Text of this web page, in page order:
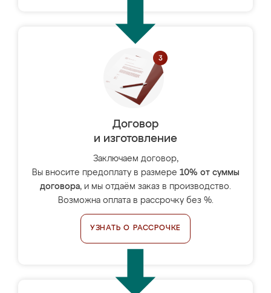
Договор
и изготовление
Заключаем договор,
Вы вносите предоплату в размере 10% от суммы
договора, и мы отдаём заказ в производство.
Возможна оплата в рассрочку без %.
УЗНАТЬ О РАССРОЧКЕ